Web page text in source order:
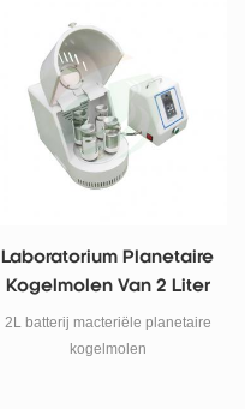
draait, draaien de tanks om de
draaitafelas en roteren ze om
zijn eigen as om een ​​planetaire
beweging te maken.
Laboratorium Planetaire
Kogelmolen Van 2 Liter
2L batterij macteriële planetaire
kogelmolen